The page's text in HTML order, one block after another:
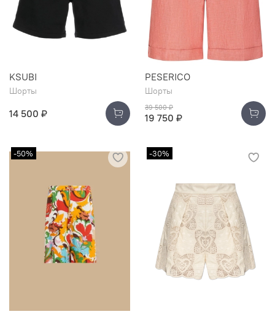
KSUBI
Шорты
14 500 ₽
PESERICO
Шорты
39 500 ₽
19 750 ₽
-50% -30%